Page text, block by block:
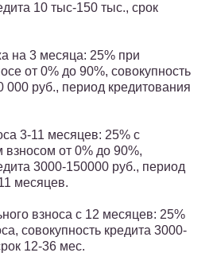
10 тыс-150 тыс., срок
на 3 месяца: 25% при
от 0% до 90%, совокупность
000 руб., период кредитования
3-11 месяцев: 25% с
от 0% до 90%,
3000-150000 руб., период
месяцев.
взноса с 12 месяцев: 25%
совокупность кредита 3000-
12-36 мес.